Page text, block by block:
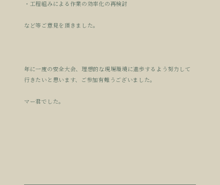
・工程組みによる作業の効率化の再検討
など等ご意見を頂きました。
年に一度の安全大会、理想的な現場環境に進歩するよう努力して
行きたいと思います、ご参加有難うございました。
マー君でした。